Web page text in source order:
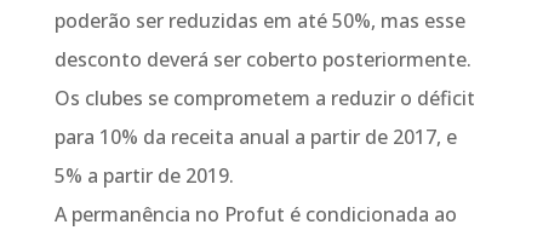
poderão ser reduzidas em até 50%, mas esse
desconto deverá ser coberto posteriormente.
Os clubes se comprometem a reduzir o déficit
para 10% da receita anual a partir de 2017, e
5% a partir de 2019.
A permanência no Profut é condicionada ao